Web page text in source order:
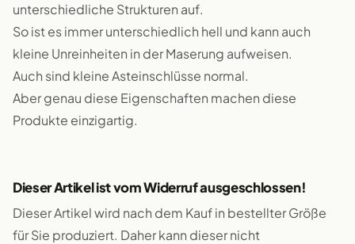
unterschiedliche Strukturen auf.
So ist es immer unterschiedlich hell und kann auch
kleine Unreinheiten in der Maserung aufweisen.
Auch sind kleine Asteinschlüsse normal.
Aber genau diese Eigenschaften machen diese
Produkte einzigartig.
Dieser Artikel ist vom Widerruf ausgeschlossen!
Dieser Artikel wird nach dem Kauf in bestellter Größe
für Sie produziert. Daher kann dieser nicht